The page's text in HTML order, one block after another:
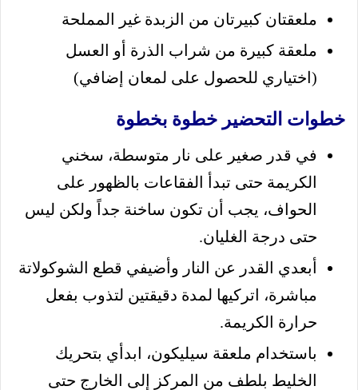
ملعقتان كبيرتان من الزبدة غير المملحة
ملعقة كبيرة من شراب الذرة أو العسل
(اختياري للحصول على لمعان إضافي)
خطوات التحضير خطوة بخطوة
في قدر صغير على نار متوسطة، سخني
الكريمة حتى تبدأ الفقاعات بالظهور على
الحواف، يجب أن تكون ساخنة جداً ولكن ليس
حتى درجة الغليان.
أبعدي القدر عن النار وأضيفي قطع الشوكولاتة
مباشرة، اتركيها لمدة دقيقتين لتذوب بفعل
حرارة الكريمة.
باستخدام ملعقة سيليكون، ابدأي بتحريك
الخليط بلطف من المركز إلى الخارج حتى